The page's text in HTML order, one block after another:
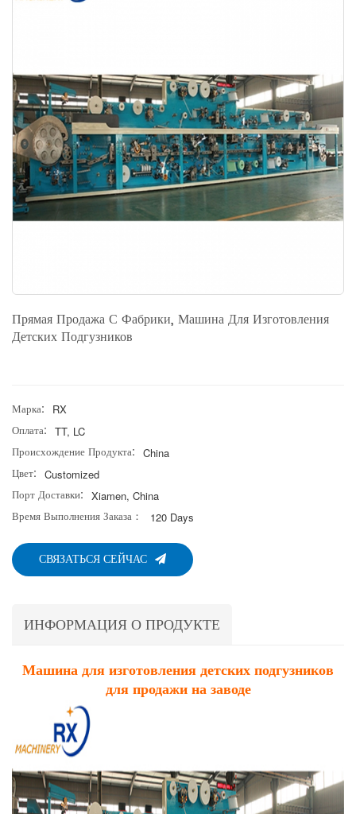
Прямая Продажа С Фабрики, Машина Для Изготовления
Детских Подгузников
Марка: RX
Оплата: TT, LC
Происхождение Продукта: China
Цвет: Customized
Порт Доставки: Xiamen, China
Время Выполнения Заказа： 120 Days
СВЯЗАТЬСЯ СЕЙЧАС
ИНФОРМАЦИЯ О ПРОДУКТЕ
Машина для изготовления детских подгузников
для продажи на заводе